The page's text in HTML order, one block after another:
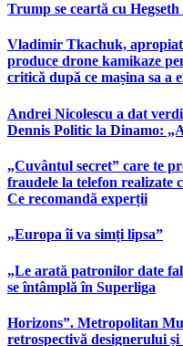
Trump se ceartă cu
Vladimir Tkachuk, apropiat
produce drone kamikaze
critică după ce mașina sa a
Andrei Nicolescu a dat
Dennis Politic la Dinamo:
„Cuvântul secret” care te
fraudele la telefon
Ce recomandă experții
„Europa îi va simți lipsa”
„Le arată patronilor date
se întâmplă în Superliga
Horizons”. Metropolitan
retrospectivă designerului